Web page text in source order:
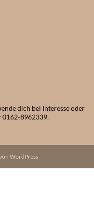
dich bei Interesse oder
0162-8962339.
WordPress